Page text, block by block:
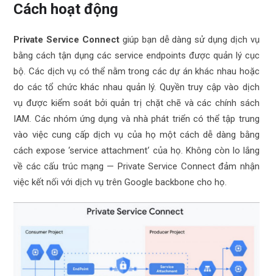
Cách hoạt động
Private Service Connect giúp bạn dễ dàng sử dụng dịch vụ
bằng cách tận dụng các service endpoints được quản lý cục
bộ. Các dịch vụ có thể nằm trong các dự án khác nhau hoặc
do các tổ chức khác nhau quản lý. Quyền truy cập vào dịch
vụ được kiểm soát bởi quản trị chặt chẽ và các chính sách
IAM. Các nhóm ứng dụng và nhà phát triển có thể tập trung
vào việc cung cấp dịch vụ của họ một cách dễ dàng bằng
cách expose ‘service attachment‘ của họ. Không còn lo lắng
về các cấu trúc mạng — Private Service Connect đảm nhận
việc kết nối với dịch vụ trênGoogle backbone cho họ.